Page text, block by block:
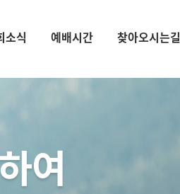
소식 예배시간 찾아오시는길
여